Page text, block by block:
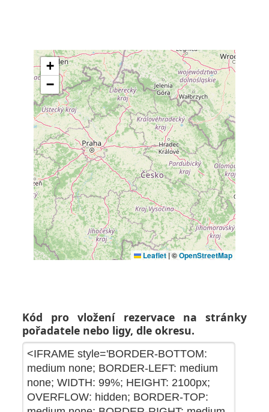
Kód pro vložení rezervace na stránky
pořadatele nebo ligy, dle okresu.